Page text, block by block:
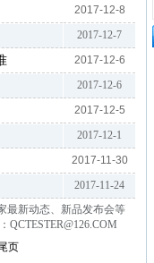
2017-12-8
2017-12-7
2017-12-6
2017-12-6
2017-12-5
2017-12-1
2017-11-30
2017-11-24
最新动态、新品发布会等
页